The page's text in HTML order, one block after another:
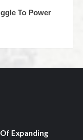
To Power
Expanding